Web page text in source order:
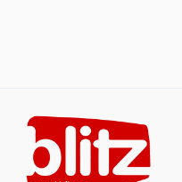
content